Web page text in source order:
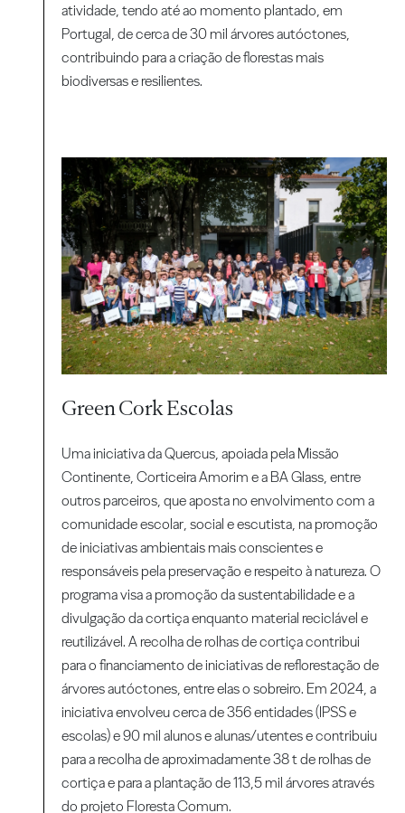
atividade, tendo até ao momento plantado, em
Portugal, de cerca de 30 mil árvores autóctones,
contribuindo para a criação de florestas mais
biodiversas e resilientes.
Green Cork Escolas
Uma iniciativa da Quercus, apoiada pela Missão
Continente, Corticeira Amorim e a BA Glass, entre
outros parceiros, que aposta no envolvimento com a
comunidade escolar, social e escutista, na promoção
de iniciativas ambientais mais conscientes e
responsáveis pela preservação e respeito à natureza. O
programa visa a promoção da sustentabilidade e a
divulgação da cortiça enquanto material reciclável e
reutilizável. A recolha de rolhas de cortiça contribui
para o financiamento de iniciativas de reflorestação de
árvores autóctones, entre elas o sobreiro. Em 2024, a
iniciativa envolveu cerca de 356 entidades (IPSS e
escolas) e 90 mil alunos e alunas/utentes e contribuiu
para a recolha de aproximadamente 38 t de rolhas de
cortiça e para a plantação de 113,5 mil árvores através
do projeto Floresta Comum.